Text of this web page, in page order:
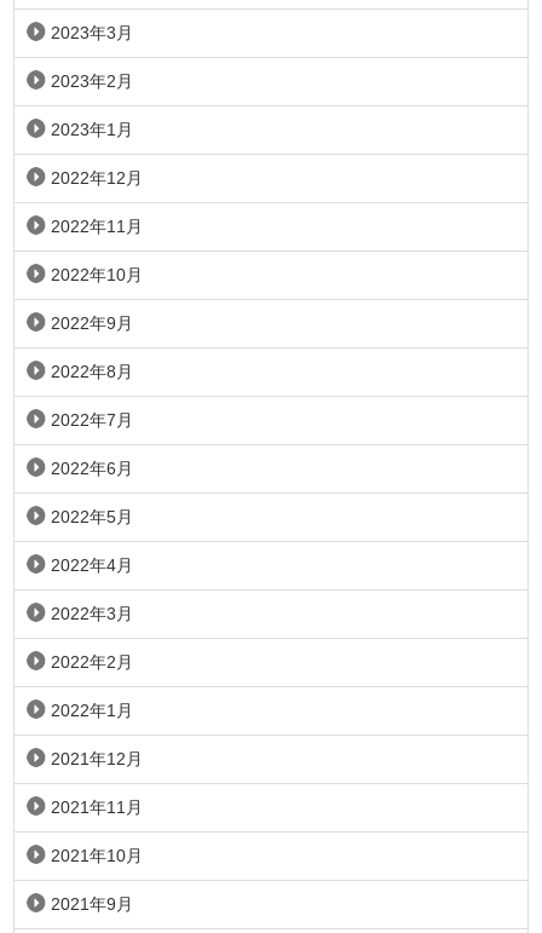
2023年3月
2023年2月
2023年1月
2022年12月
2022年11月
2022年10月
2022年9月
2022年8月
2022年7月
2022年6月
2022年5月
2022年4月
2022年3月
2022年2月
2022年1月
2021年12月
2021年11月
2021年10月
2021年9月